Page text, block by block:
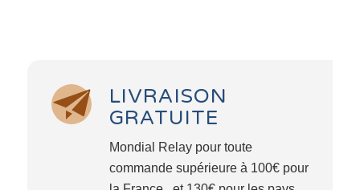
LIVRAISON
GRATUITE
Mondial Relay pour toute
commande supérieure à 100€ pour